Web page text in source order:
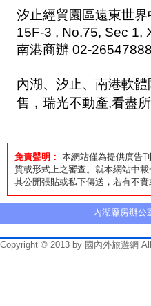
汐止經貿園區遠東世
15F-3 , No.75, Sec 1,
南港商辦 02-26547888
內湖、汐止、南港軟
售，瑞光不動產,看盡
免責聲明： 本網站僅為提供廣告
質或形式上之審查。就本網站中
其公開張貼或私下傳送，若有不
內湖廠房辦公
Copyright © 2013 by 國內外旅遊網